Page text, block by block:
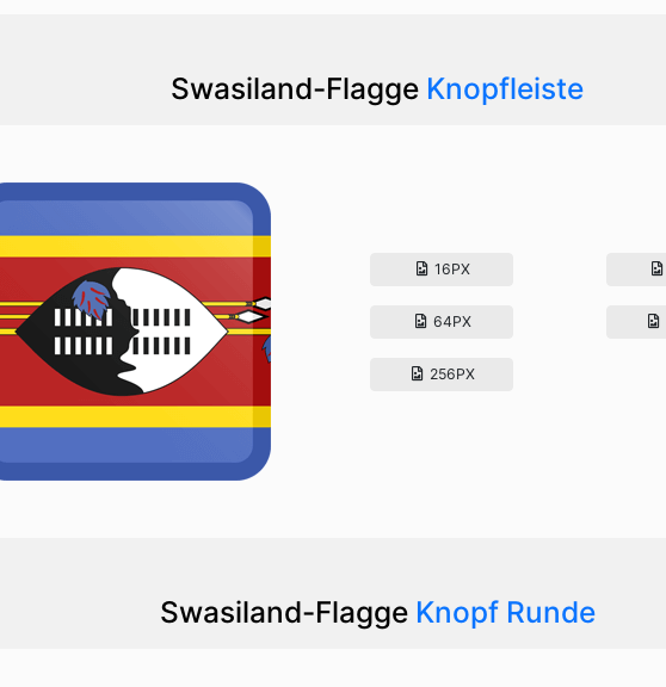
Swasiland-Flagge Knopfleiste
16PX
64PX
256PX
Swasiland-Flagge Knopf Runde